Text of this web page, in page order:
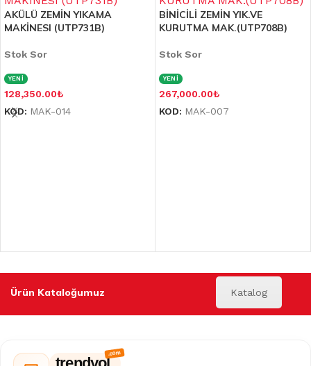
AKÜLÜ ZEMİN YIKAMA
MAKİNESI (UTP731B)
Stok Sor
YENİ
128,350.00₺
KOD: MAK-014
BİNİCİLİ ZEMİN YIK.VE
KURUTMA MAK.(UTP708B)
Stok Sor
YENİ
267,000.00₺
KOD: MAK-007
Ürün Kataloğumuz Katalog